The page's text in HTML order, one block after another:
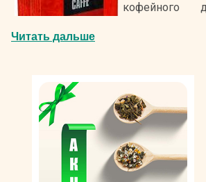
кофейного
Данный
старинной итальянской
соблюдается с момента
компании. Сырье для молотого
элитных мировых плантаций
Читать дальше